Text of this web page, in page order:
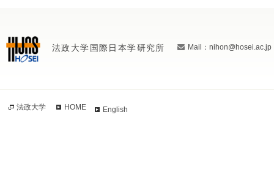
法政大学国際日本学研究所 Mail：nihon@hosei.ac.jp
法政大学 HOME English